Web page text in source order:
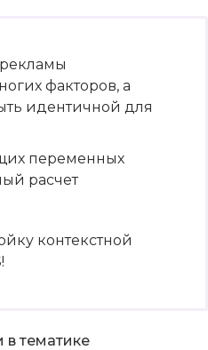
факторов, а
идентичной для
переменных
расчет
контекстной
в тематике